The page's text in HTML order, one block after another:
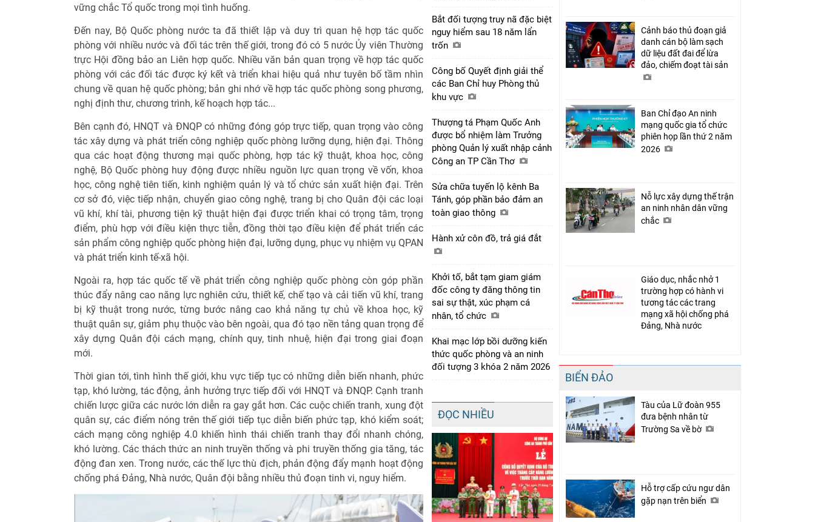
vững chắc Tổ quốc trong mọi tình huống.
Đến nay, Bộ Quốc phòng nước ta đã thiết lập và duy trì quan hệ hợp tác quốc
phòng với nhiều nước và đối tác trên thế giới, trong đó có 5 nước Ủy viên Thường
trực Hội đồng bảo an Liên hợp quốc. Nhiều văn bản quan trọng về hợp tác quốc
phòng với các đối tác được ký kết và triển khai hiệu quả như tuyên bố tầm nhìn
chung về quan hệ quốc phòng; bản ghi nhớ về hợp tác quốc phòng song phương,
nghị định thư, chương trình, kế hoạch hợp tác...
Bên cạnh đó, HNQT và ĐNQP có những đóng góp trực tiếp, quan trọng vào công
tác xây dựng và phát triển công nghiệp quốc phòng lưỡng dụng, hiện đại. Thông
qua các hoạt động thương mại quốc phòng, hợp tác kỹ thuật, khoa học, công
nghệ, Bộ Quốc phòng huy động được nhiều nguồn lực quan trọng về vốn, khoa
học, công nghệ tiên tiến, kinh nghiệm quản lý và tổ chức sản xuất hiện đại. Trên
cơ sở đó, việc tiếp nhận, chuyển giao công nghệ, trang bị cho Quân đội các loại
vũ khí, khí tài, phương tiện kỹ thuật hiện đại được triển khai có trọng tâm, trọng
điểm, phù hợp với điều kiện thực tiễn, đồng thời tạo điều kiện để phát triển các
sản phẩm công nghiệp quốc phòng hiện đại, lưỡng dụng, phục vụ nhiệm vụ QPAN
và phát triển kinh tế-xã hội.
Ngoài ra, hợp tác quốc tế về phát triển công nghiệp quốc phòng còn góp phần
thúc đẩy nâng cao năng lực nghiên cứu, thiết kế, chế tạo và cải tiến vũ khí, trang
bị kỹ thuật trong nước, từng bước nâng cao khả năng tự chủ về khoa học, kỹ
thuật quân sự, giảm phụ thuộc vào bên ngoài, qua đó tạo nền tảng quan trọng để
xây dựng Quân đội cách mạng, chính quy, tinh nhuệ, hiện đại trong giai đoạn
mới.
Thời gian tới, tình hình thế giới, khu vực tiếp tục có những diễn biến nhanh, phức
tạp, khó lường, tác động, ảnh hưởng trực tiếp đối với HNQT và ĐNQP. Cạnh tranh
chiến lược giữa các nước lớn diễn ra gay gắt hơn. Các cuộc chiến tranh, xung đột
quân sự, các điểm nóng trên thế giới tiếp tục diễn biến phức tạp, khó kiểm soát;
cách mạng công nghiệp 4.0 khiến hình thái chiến tranh thay đổi nhanh chóng,
khó lường. Các thách thức an ninh truyền thống và phi truyền thống gia tăng, tác
động đan xen. Trong nước, các thế lực thù địch, phản động đẩy mạnh hoạt động
chống phá Đảng, Nhà nước, Quân đội bằng nhiều thủ đoạn tinh vi, nguy hiểm.
Bắt đối tượng truy nã đặc biệt
nguy hiểm sau 18 năm lẩn
trốn
Công bố Quyết định giải thể
các Ban Chỉ huy Phòng thủ
khu vực
Thượng tá Phạm Quốc Anh
được bổ nhiệm làm Trưởng
phòng Quản lý xuất nhập cảnh
Công an TP Cần Thơ
Sửa chữa tuyến lộ kênh Ba
Tánh, góp phần bảo đảm an
toàn giao thông
Hành xử côn đồ, trả giá đắt
Khởi tố, bắt tạm giam giám
đốc công ty đăng thông tin
sai sự thật, xúc phạm cá
nhân, tổ chức
Khai mạc lớp bồi dưỡng kiến
thức quốc phòng và an ninh
đối tượng 3 khóa 2 năm 2026
ĐỌC NHIỀU
Cảnh báo thủ đoạn giả
danh cán bộ làm sạch
dữ liệu đất đai để lừa
đảo, chiếm đoạt tài sản
Ban Chỉ đạo An ninh
mạng quốc gia tổ chức
phiên họp lần thứ 2 năm
2026
Nỗ lực xây dựng thế trận
an ninh nhân dân vững
chắc
Giáo dục, nhắc nhở 1
trường hợp có hành vi
tương tác các trang
mạng xã hội chống phá
Đảng, Nhà nước
BIỂN ĐẢO
Tàu của Lữ đoàn 955
đưa bệnh nhân từ
Trường Sa về bờ
Hỗ trợ cấp cứu ngư dân
gặp nạn trên biển